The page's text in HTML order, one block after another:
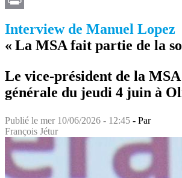
Interview de Manuel Lopez
« La MSA fait partie de la
Le vice-président de la
générale du jeudi 4 juin à
Publié le mer 10/06/2026 - 12:45 - Par
François Jétur